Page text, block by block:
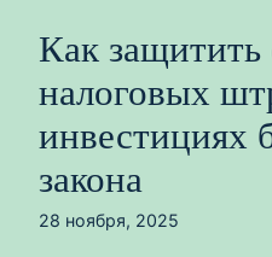
Как защитить
налоговых
инвестициях
закона
28 ноября, 2025